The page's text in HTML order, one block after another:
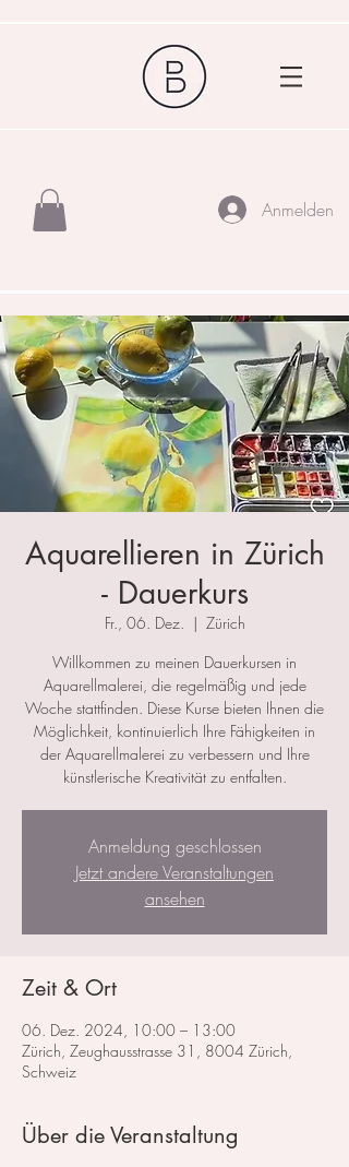
Anmelden
Aquarellieren in Zürich
- Dauerkurs
Fr., 06. Dez.
  |
Zürich
Willkommen zu meinen Dauerkursen in
Aquarellmalerei, die regelmäßig und jede
Woche stattfinden. Diese Kurse bieten Ihnen die
Möglichkeit, kontinuierlich Ihre Fähigkeiten in
der Aquarellmalerei zu verbessern und Ihre
künstlerische Kreativität zu entfalten.
Anmeldung geschlossen
Jetzt andere Veranstaltungen
ansehen
Zeit & Ort
06. Dez. 2024, 10:00 – 13:00
Zürich, Zeughausstrasse 31, 8004 Zürich,
Schweiz
Über die Veranstaltung